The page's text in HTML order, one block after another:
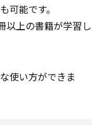
可能です。
以上の書籍が学習し
使い方ができま